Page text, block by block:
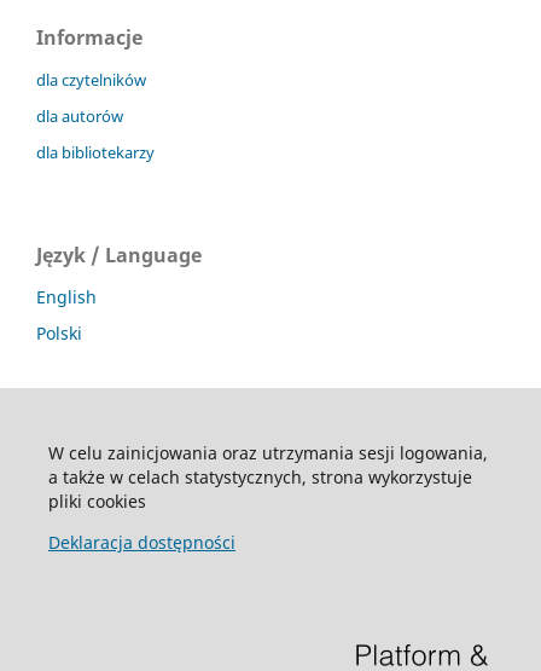
Informacje
dla czytelników
dla autorów
dla bibliotekarzy
Język / Language
English
Polski
W celu zainicjowania oraz utrzymania sesji logowania,
a także w celach statystycznych, strona wykorzystuje
pliki cookies
Deklaracja dostępności